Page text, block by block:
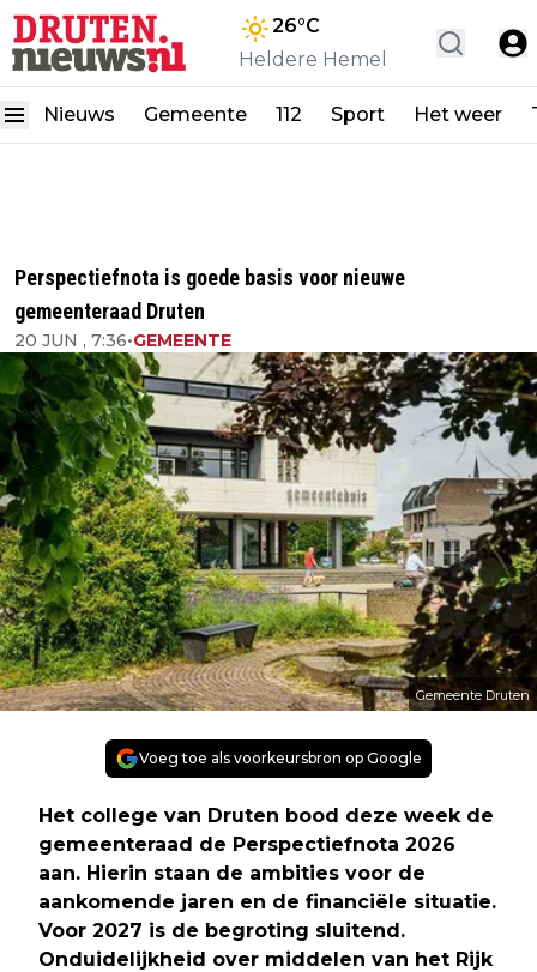
26°C
Heldere Hemel
Nieuws Gemeente 112 Sport Het weer
Perspectiefnota is goede basis voor nieuwe
gemeenteraad Druten
20 JUN , 7:36•GEMEENTE
Gemeente Druten
Voeg toe als voorkeursbron op Google
Het college van Druten bood deze week de
gemeenteraad de Perspectiefnota 2026
aan. Hierin staan de ambities voor de
aankomende jaren en de financiële situatie.
Voor 2027 is de begroting sluitend.
Onduidelijkheid over middelen van het Rijk